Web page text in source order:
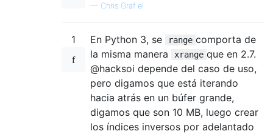
— Chris Graf el
1 En Python 3, se range comporta de
la misma manera
xrange que en 2.7.
@hacksoi depende del caso de uso,
pero digamos que está iterando
hacia atrás en un búfer grande,
digamos que son 10 MB, luego crear
los índices inversos por adelantado